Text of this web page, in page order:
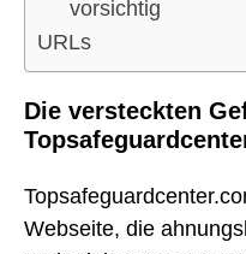
vorsichtig
URLs
Die versteckten
Webseite, die